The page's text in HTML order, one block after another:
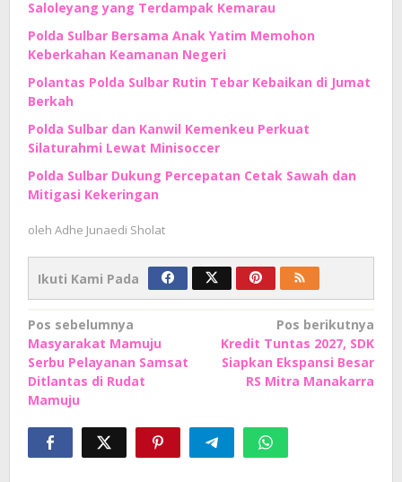
Saloleyang yang Terdampak Kemarau
Polda Sulbar Bersama Anak Yatim Memohon
Keberkahan Keamanan Negeri
Polantas Polda Sulbar Rutin Tebar Kebaikan di Jumat
Berkah
Polda Sulbar dan Kanwil Kemenkeu Perkuat
Silaturahmi Lewat Minisoccer
Polda Sulbar Dukung Percepatan Cetak Sawah dan
Mitigasi Kekeringan
oleh Adhe Junaedi Sholat
Ikuti Kami Pada
Navigasi
pos
Pos sebelumnya
Masyarakat Mamuju
Serbu Pelayanan Samsat
Ditlantas di Rudat
Mamuju
Pos berikutnya
Kredit Tuntas 2027, SDK
Siapkan Ekspansi Besar
RS Mitra Manakarra